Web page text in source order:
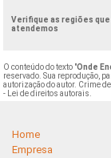
Verifique as regiões que
atendemos
O conteúdo do texto "Onde
reservado. Sua reprodução,
autorização do autor. Crime
- Lei de direitos autorais
Home
Empresa